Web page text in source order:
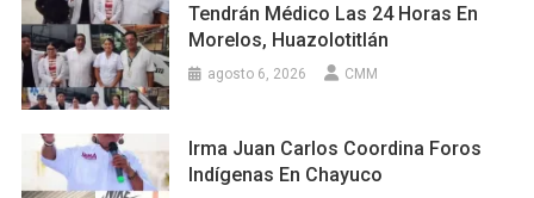
Tendrán Médico Las 24 Horas En
Morelos, Huazolotitlán
agosto 6, 2026 CMM
Irma Juan Carlos Coordina Foros
Indígenas En Chayuco